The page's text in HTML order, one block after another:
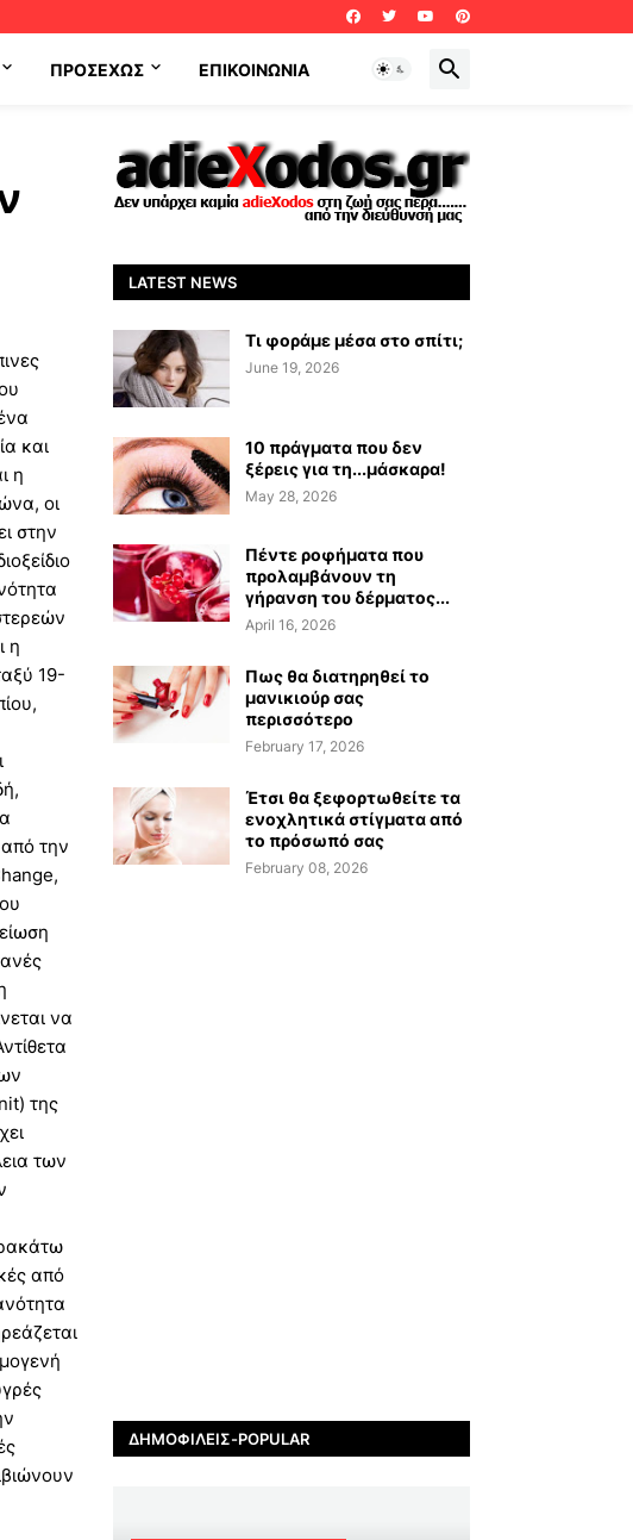
ΠΡΟΣΕΧΩΣ ΕΠΙΚΟΙΝΩΝΊΑ
και
η
οι
στην
η
19-
την
να
της
των
από
LATEST NEWS
Τι φοράμε μέσα στο σπίτι;
June 19, 2026
10 πράγματα που δεν
ξέρεις για τη...μάσκαρα!
May 28, 2026
Πέντε ροφήματα που
προλαμβάνουν τη
γήρανση του δέρματος...
April 16, 2026
Πως θα διατηρηθεί το
μανικιούρ σας
περισσότερο
February 17, 2026
Έτσι θα ξεφορτωθείτε τα
ενοχλητικά στίγματα από
το πρόσωπό σας
February 08, 2026
ΔΗΜΟΦΙΛΕΊΣ-POPULAR